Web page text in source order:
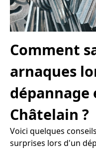
Comment
arnaques
dépannage
Châtelain ?
Voici quelques
surprises lors d'un